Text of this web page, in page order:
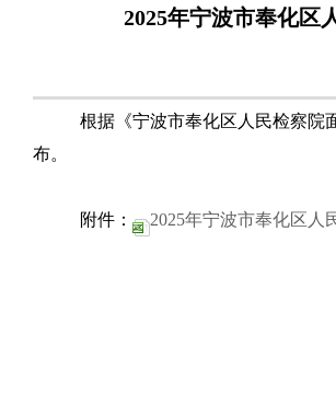
2025年宁波市奉化区
根据《宁波市奉化区人民检察院
布。
附件： 2025年宁波市奉化区人